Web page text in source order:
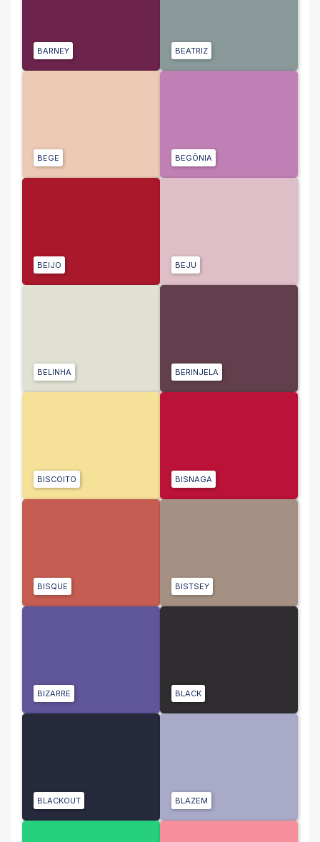
BARNEY BEATRIZ
BEGE BEGÔNIA
BEIJO BEJU
BELINHA BERINJELA
BISCOITO BISNAGA
BISQUE BISTSEY
BIZARRE BLACK
BLACKOUT BLAZEM